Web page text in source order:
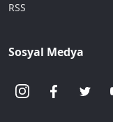
RSS
Sosyal Medya